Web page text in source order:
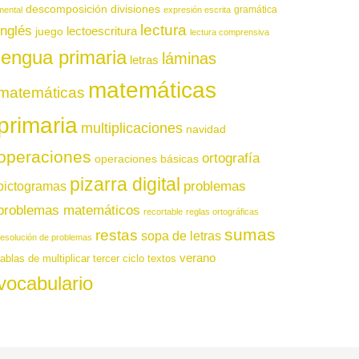
descomposición divisiones expresión escrita gramática
juego lectoescritura lectura lectura comprensiva
primaria letras láminas
matemáticas
multiplicaciones navidad
operaciones básicas ortografía
pizarra digital problemas
matemáticos recortable reglas ortográficas
de problemas restas sopa de letras sumas
de multiplicar tercer ciclo textos verano